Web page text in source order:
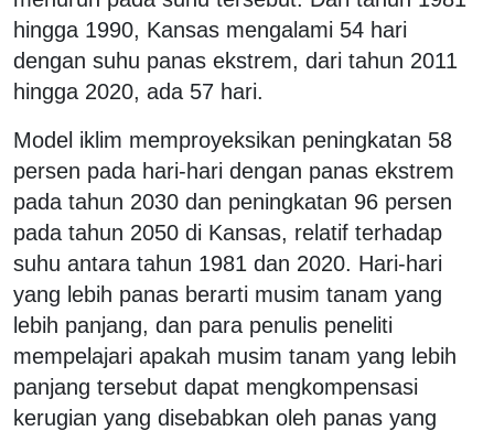
hingga 1990, Kansas mengalami 54 hari
dengan suhu panas ekstrem, dari tahun 2011
hingga 2020, ada 57 hari.
Model iklim memproyeksikan peningkatan 58
persen pada hari-hari dengan panas ekstrem
pada tahun 2030 dan peningkatan 96 persen
pada tahun 2050 di Kansas, relatif terhadap
suhu antara tahun 1981 dan 2020. Hari-hari
yang lebih panas berarti musim tanam yang
lebih panjang, dan para penulis peneliti
mempelajari apakah musim tanam yang lebih
panjang tersebut dapat mengkompensasi
kerugian yang disebabkan oleh panas yang